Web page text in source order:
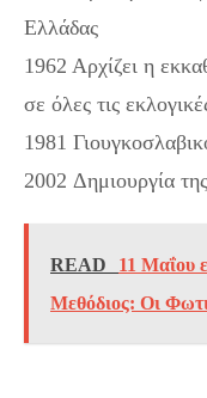
Ελλάδας
1962 Αρχίζει η
σε όλες τις
1981
2002 Δημιουργία
READ
11 Μαΐου
Μεθόδιος: Οι